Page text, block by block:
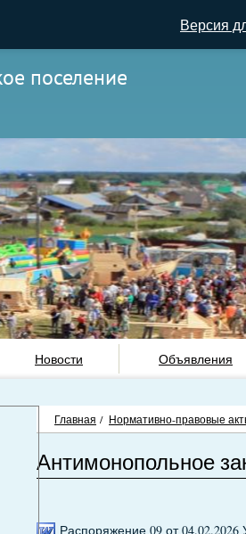
Версия
поселение
Новости Объявления
Главная / Нормативно-правовые
Антимонопольное
Распоряжение 09 от